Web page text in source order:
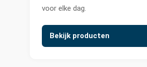
voor elke dag.
Bekijk producten